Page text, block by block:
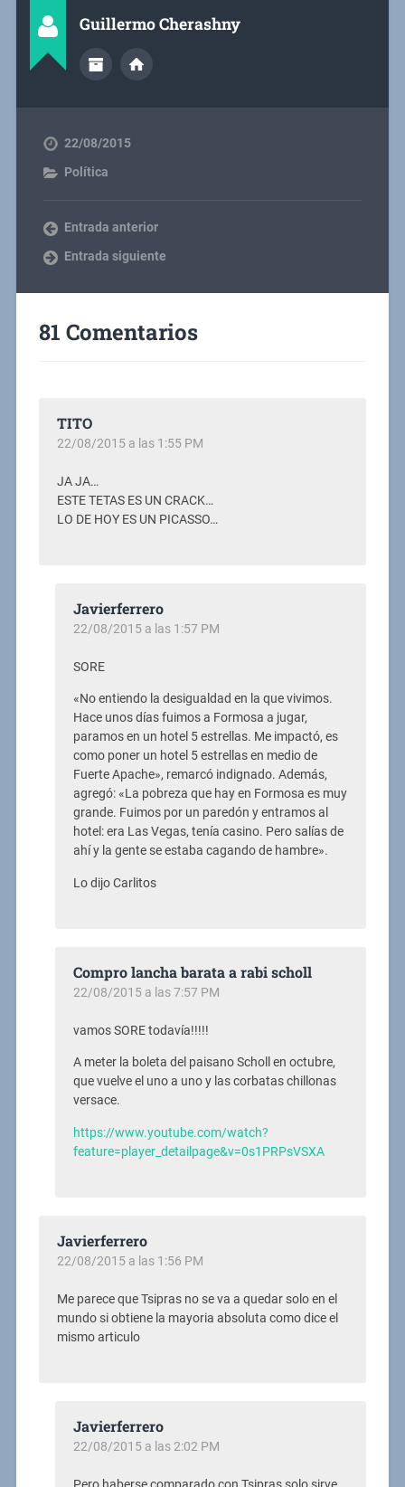
Guillermo Cherashny
22/08/2015
Política
Entrada anterior
Entrada siguiente
81 Comentarios
TITO
22/08/2015 a las 1:55 PM
JA JA…
ESTE TETAS ES UN CRACK…
LO DE HOY ES UN PICASSO…
Javierferrero
22/08/2015 a las 1:57 PM
SORE
«No entiendo la desigualdad en la que vivimos.
Hace unos días fuimos a Formosa a jugar,
paramos en un hotel 5 estrellas. Me impactó, es
como poner un hotel 5 estrellas en medio de
Fuerte Apache», remarcó indignado. Además,
agregó: «La pobreza que hay en Formosa es muy
grande. Fuimos por un paredón y entramos al
hotel: era Las Vegas, tenía casino. Pero salías de
ahí y la gente se estaba cagando de hambre».
Lo dijo Carlitos
Compro lancha barata a rabi scholl
22/08/2015 a las 7:57 PM
vamos SORE todavía!!!!!
A meter la boleta del paisano Scholl en octubre,
que vuelve el uno a uno y las corbatas chillonas
versace.
https://www.youtube.com/watch?
feature=player_detailpage&v=0s1PRPsVSXA
Javierferrero
22/08/2015 a las 1:56 PM
Me parece que Tsipras no se va a quedar solo en el
mundo si obtiene la mayoria absoluta como dice el
mismo articulo
Javierferrero
22/08/2015 a las 2:02 PM